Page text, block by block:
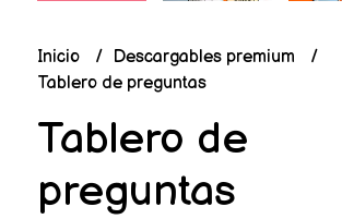
Inicio
Descargables premium
Tablero de preguntas
Tablero de
preguntas